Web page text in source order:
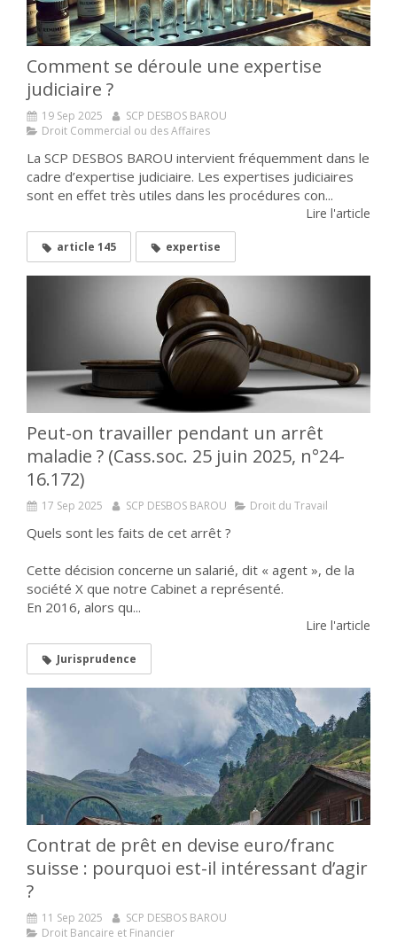
Comment se déroule une expertise
judiciaire ?
19 Sep 2025
SCP DESBOS BAROU
Droit Commercial ou des Affaires
La SCP DESBOS BAROU intervient fréquemment dans le
cadre d’expertise judiciaire. Les expertises judiciaires
sont en effet très utiles dans les procédures con...
Lire l'article
article 145 expertise
Peut-on travailler pendant un arrêt
maladie ? (Cass.soc. 25 juin 2025, n°24-
16.172)
17 Sep 2025 SCP DESBOS BAROU Droit du Travail
Quels sont les faits de cet arrêt ?
Cette décision concerne un salarié, dit « agent », de la
société X que notre Cabinet a représenté.
En 2016, alors qu...
Lire l'article
Jurisprudence
Contrat de prêt en devise euro/franc
suisse : pourquoi est-il intéressant d’agir
?
11 Sep 2025
SCP DESBOS BAROU
Droit Bancaire et Financier